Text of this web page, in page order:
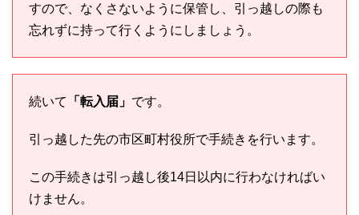
すので、なくさないように保管し、引っ越しの際も
忘れずに持って行くようにしましょう。
続いて 「転入届」 です。
引っ越した先の市区町村役所で手続きを行います。
この手続きは引っ越し後14日以内に行わなければい
けません。